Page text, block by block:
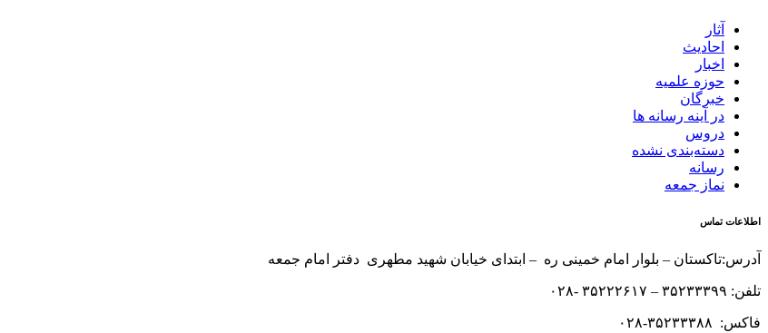
آثار
احادیث
اخبار
حوزه علمیه
خبرگان
در آینه رسانه ها
دروس
دسته‌بندی نشده
رسانه
نماز جمعه
اطلاعات تماس
آدرس:تاکستان – بلوار امام خمینی ره – ابتدای خیابان شهید مطهری دفتر امام جمعه
تلفن: ۳۵۲۳۳۳۹۹ – ۳۵۲۲۲۶۱۷ -۰۲۸
فاکس: ۳۵۲۳۳۳۸۸-۰۲۸